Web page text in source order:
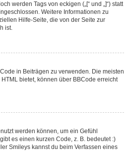
werden Tags von eckigen („[“ und „]“) statt
Weitere Informationen zu
Hilfe-Seite, die von der Seite zur
ist.
in Beiträgen zu verwenden. Die meisten
bietet, können über BBCode erreicht
werden können, um ein Gefühl
es einen kurzen Code, z. B. bedeutet :)
Smileys kannst du beim Verfassen eines